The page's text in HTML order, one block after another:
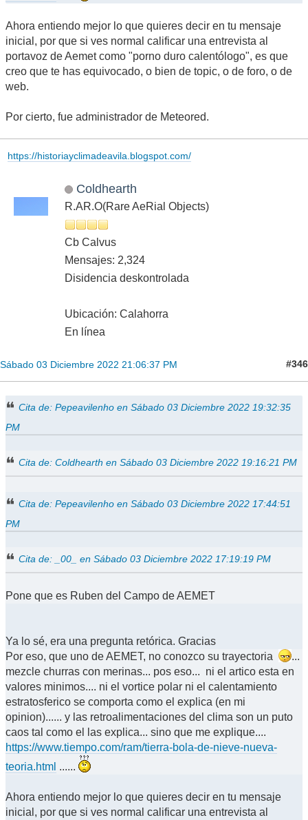
Ahora entiendo mejor lo que quieres decir en tu mensaje
inicial, por que si ves normal calificar una entrevista al
portavoz de Aemet como "porno duro calentólogo", es que
creo que te has equivocado, o bien de topic, o de foro, o de
web.
Por cierto, fue administrador de Meteored.
https://historiayclimadeavila.blogspot.com/
Coldhearth
R.AR.O(Rare AeRial Objects)
Cb Calvus
Mensajes: 2,324
Disidencia deskontrolada
Ubicación: Calahorra
En línea
Sábado 03 Diciembre 2022 21:06:37 PM #346
Cita de: Pepeavilenho en Sábado 03 Diciembre 2022 19:32:35
PM
Cita de: Coldhearth en Sábado 03 Diciembre 2022 19:16:21 PM
Cita de: Pepeavilenho en Sábado 03 Diciembre 2022 17:44:51
PM
Cita de: _00_ en Sábado 03 Diciembre 2022 17:19:19 PM
Pone que es Ruben del Campo de AEMET
Ya lo sé, era una pregunta retórica. Gracias
Por eso, que uno de AEMET, no conozco su trayectoria
...
mezcle churras con merinas... pos eso... ni el artico esta en
valores minimos.... ni el vortice polar ni el calentamiento
estratosferico se comporta como el explica (en mi
opinion)...... y las retroalimentaciones del clima son un puto
caos tal como el las explica... sino que me explique....
https://www.tiempo.com/ram/tierra-bola-de-nieve-nueva-
teoria.html ......
Ahora entiendo mejor lo que quieres decir en tu mensaje
inicial, por que si ves normal calificar una entrevista al